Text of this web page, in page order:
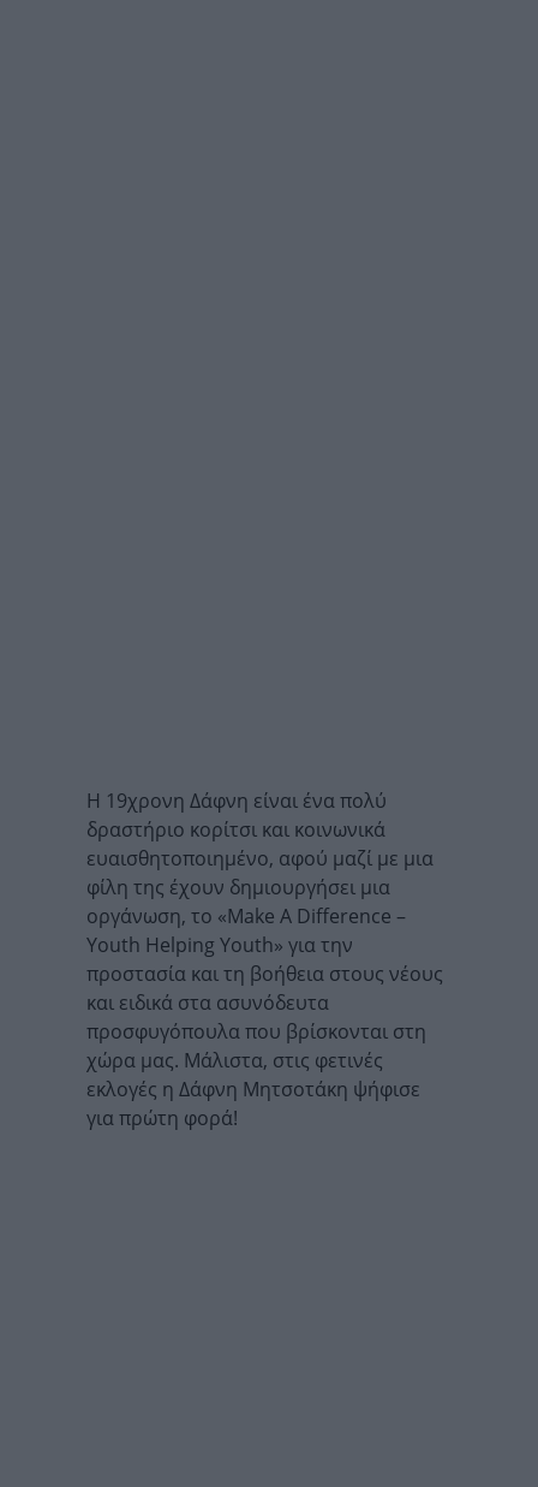
Η 19χρονη Δάφνη είναι ένα πολύ
δραστήριο κορίτσι και κοινωνικά
ευαισθητοποιημένο, αφού μαζί με μια
φίλη της έχουν δημιουργήσει μια
οργάνωση, το «Make A Difference –
Youth Helping Youth» για την
προστασία και τη βοήθεια στους νέους
και ειδικά στα ασυνόδευτα
προσφυγόπουλα που βρίσκονται στη
χώρα μας. Μάλιστα, στις φετινές
εκλογές η Δάφνη Μητσοτάκη ψήφισε
για πρώτη φορά!